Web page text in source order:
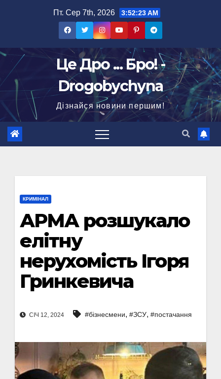
Пт. Сер 7th, 2026 3:52:24 AM
Це Дро ... Бро! -
Drogobychyna
Дізнайся новини першим!
КРИМІНАЛ
АРМА розшукало
елітну
нерухомість Ігоря
Гринкевича
СІЧ 12, 2024 #бізнесмени, #ЗСУ, #постачання